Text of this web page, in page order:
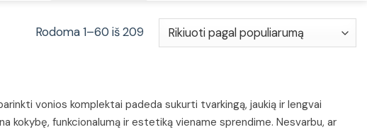
Rodoma 1–60 iš 209
vonios komplektai padeda sukurti tvarkingą, jaukią ir lengvai
kokybę, funkcionalumą ir estetiką viename sprendime. Nesvarbu, ar